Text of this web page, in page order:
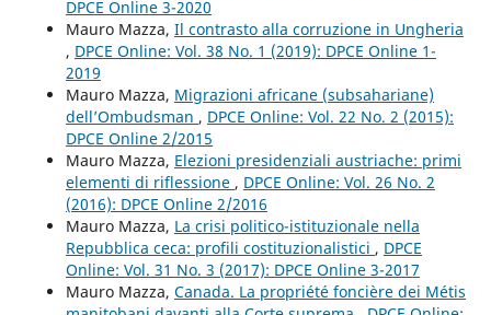
DPCE Online 3-2020
Mauro Mazza, Il contrasto alla corruzione in Ungheria
, DPCE Online: Vol. 38 No. 1 (2019): DPCE Online 1-
2019
Mauro Mazza, Migrazioni africane (subsahariane)
dell’Ombudsman , DPCE Online: Vol. 22 No. 2 (2015):
DPCE Online 2/2015
Mauro Mazza, Elezioni presidenziali austriache: primi
elementi di riflessione , DPCE Online: Vol. 26 No. 2
(2016): DPCE Online 2/2016
Mauro Mazza, La crisi politico-istituzionale nella
Repubblica ceca: profili costituzionalistici , DPCE
Online: Vol. 31 No. 3 (2017): DPCE Online 3-2017
Mauro Mazza, Canada. La propriété foncière dei Métis